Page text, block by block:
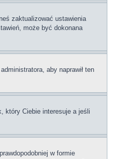
zaktualizować ustawienia
może być dokonana
aby naprawił ten
który Ciebie interesuje a jeśli
w formie